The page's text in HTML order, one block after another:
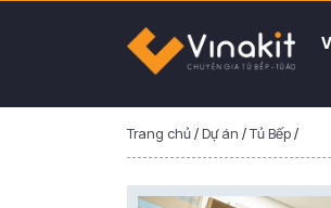
Trang chủ/Dự án /Tủ Bếp/